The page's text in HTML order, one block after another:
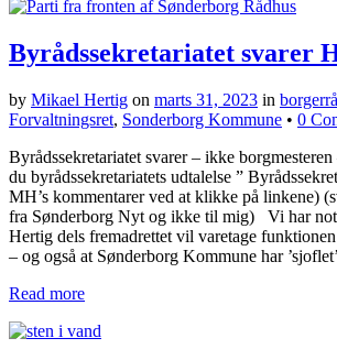
Byrådssekretariatet svarer
by Mikael Hertig on marts 31, 2023 in
Forvaltningsret, Sonderborg Kommune • 0
Byrådssekretariatet svarer – ikke
du byrådssekretariatets udtalelse ”
MH’s kommentarer ved at klikke på linkene)
fra Sønderborg Nyt og ikke til mig) Vi har
Hertig dels fremadrettet vil varetage
– og også at Sønderborg Kommune har
Read more